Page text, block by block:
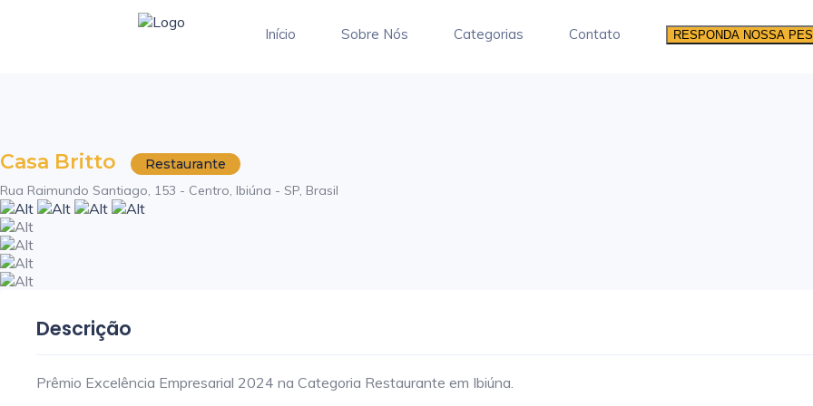
Início Sobre Nós Categorias Contato RESPONDA NOSSA
Casa Britto
Restaurante
Rua Raimundo Santiago, 153 - Centro, Ibiúna - SP, Brasil
Descrição
Prêmio Excelência Empresarial 2024 na Categoria Restaurante em Ibiúna.